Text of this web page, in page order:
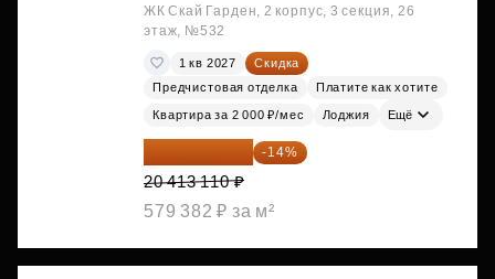
ЖК Скай Гарден, 2 корпус, 3 секция, 26
этаж, №532
1 кв 2027
Скидка
Предчистовая отделка
Платите как хотите
Квартира за 2 000 ₽/мес Лоджия Ещё
17 555 275 ₽ -14%
20 413 110 ₽
579 382 ₽ за м²